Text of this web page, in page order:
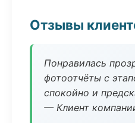
Отзывы
Понравилась
фотоотчёты с
спокойно и
— Клиент